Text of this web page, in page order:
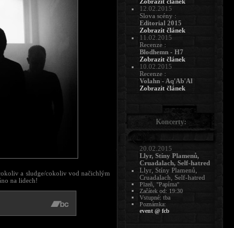
a sludge/cokoliv vod načichlým
na lidech!
12.02.2015
Slova scény :
Editorial 2015
Zobrazit článek
11.02.2015
Recenze :
Blodhemn - H7
Zobrazit článek
10.02.2015
Recenze :
Volahn - Aq'Ab'Al
Zobrazit článek
Koncerty:
20.02.2015
Llyr, Stíny Plamenů,
Cruadalach, Self-hatred
Llyr, Stíny Plamenů,
Cruadalach, Self-hatred
Plzeň, "Papírna"
Začátek od: 19:30
Vstupné: tba
Poznámka:
event @ fcb